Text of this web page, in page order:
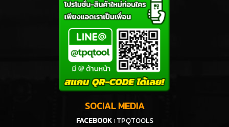
SOCIAL MEDIA
FACEBOOK : TPQTOOLS